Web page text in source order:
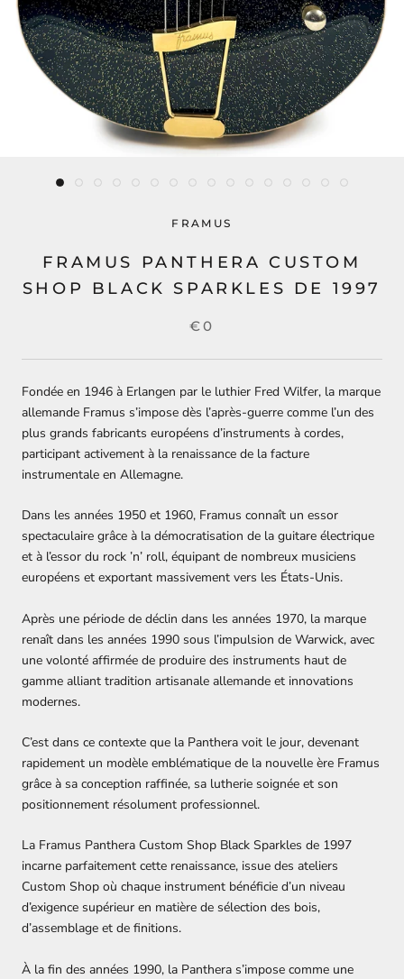
FRAMUS
FRAMUS PANTHERA CUSTOM
SHOP BLACK SPARKLES DE 1997
€0
Fondée en 1946 à Erlangen par le luthier Fred Wilfer, la marque
allemande Framus s’impose dès l’après-guerre comme l’un des
plus grands fabricants européens d’instruments à cordes,
participant activement à la renaissance de la facture
instrumentale en Allemagne.
Dans les années 1950 et 1960, Framus connaît un essor
spectaculaire grâce à la démocratisation de la guitare électrique
et à l’essor du rock ’n’ roll, équipant de nombreux musiciens
européens et exportant massivement vers les États-Unis.
Après une période de déclin dans les années 1970, la marque
renaît dans les années 1990 sous l’impulsion de Warwick, avec
une volonté affirmée de produire des instruments haut de
gamme alliant tradition artisanale allemande et innovations
modernes.
C’est dans ce contexte que la Panthera voit le jour, devenant
rapidement un modèle emblématique de la nouvelle ère Framus
grâce à sa conception raffinée, sa lutherie soignée et son
positionnement résolument professionnel.
La Framus Panthera Custom Shop Black Sparkles de 1997
incarne parfaitement cette renaissance, issue des ateliers
Custom Shop où chaque instrument bénéficie d’un niveau
d’exigence supérieur en matière de sélection des bois,
d’assemblage et de finitions.
À la fin des années 1990, la Panthera s’impose comme une